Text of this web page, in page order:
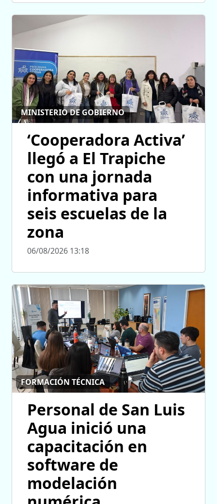
MINISTERIO DE GOBIERNO
‘Cooperadora Activa’
llegó a El Trapiche
con una jornada
informativa para
seis escuelas de la
zona
06/08/2026 13:18
FORMACIÓN TÉCNICA
Personal de San Luis
Agua inició una
capacitación en
software de
modelación